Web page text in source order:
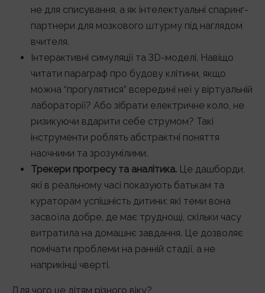
не для списування, а як інтелектуальні спаринг-
партнери для мозкового штурму під наглядом
вчителя.
Інтерактивні симуляції та 3D-моделі. Навіщо
читати параграф про будову клітини, якщо
можна “прогулятися” всередині неї у віртуальній
лабораторії? Або зібрати електричне коло, не
ризикуючи вдарити себе струмом? Такі
інструменти роблять абстрактні поняття
наочними та зрозумілими.
Трекери прогресу та аналітика. Це дашборди,
які в реальному часі показують батькам та
кураторам успішність дитини: які теми вона
засвоїла добре, де має труднощі, скільки часу
витратила на домашнє завдання. Це дозволяє
помічати проблеми на ранній стадії, а не
наприкінці чверті.
Для чого це дітям різного віку?